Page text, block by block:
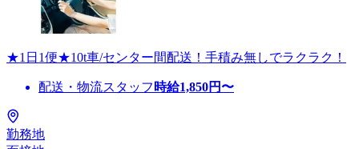
★1日1便★10t車/センター間配送！手積み無しでラクラク！
配送・物流スタッフ 時給1,850円〜
勤務地